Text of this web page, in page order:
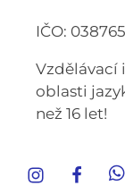
IČO:
Vzdělávací
oblasti
než 16 let!